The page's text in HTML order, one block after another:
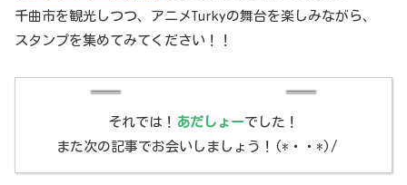
千曲市を観光しつつ、アニメTurkyの舞台を楽しみながら、
スタンプを集めてみてください！！
それでは！ あだしょーでした！
また次の記事でお会いしましょう！(*・・*)/